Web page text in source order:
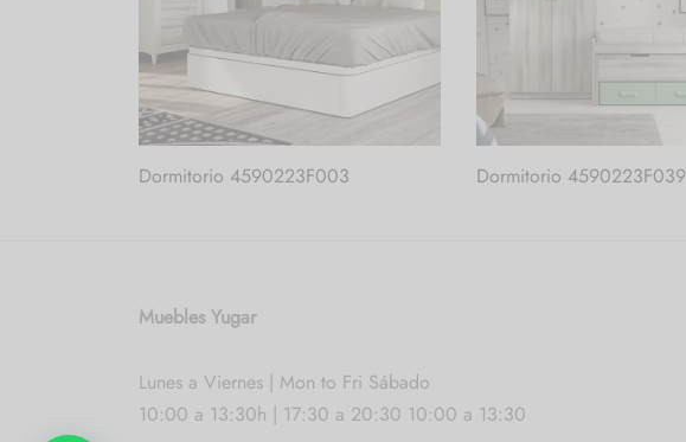
Dormitorio 4590223F003 Dormitorio 4590223F039
Muebles Yugar
Lunes a Viernes | Mon to Fri Sábado
10:00 a 13:30h | 17:30 a 20:30 10:00 a 13:30